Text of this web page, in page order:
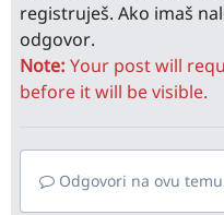
registruješ. Ako imaš
odgovor.
Note: Your post will
before it will be visible.
Odgovori na ovu